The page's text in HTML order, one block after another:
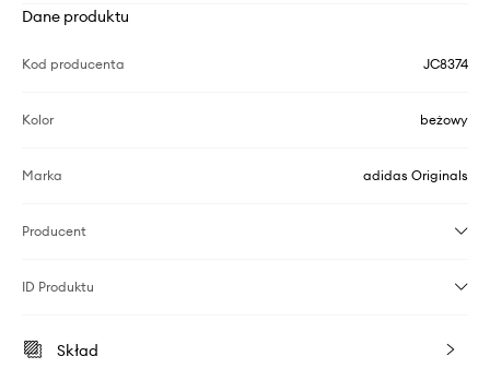
Dane produktu
Kod producenta JC8374
Kolor beżowy
Marka adidas Originals
Producent
ID Produktu
Skład